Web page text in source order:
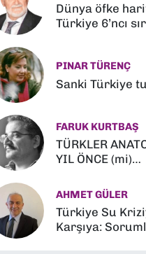
Dünya öfke
Türkiye 6’ncı
PINAR TÜRENÇ
Sanki Türkiye
FARUK KURTBAŞ
TÜRKLER
YIL ÖNCE (mi)
AHMET GÜLER
Türkiye Su
Karşıya: